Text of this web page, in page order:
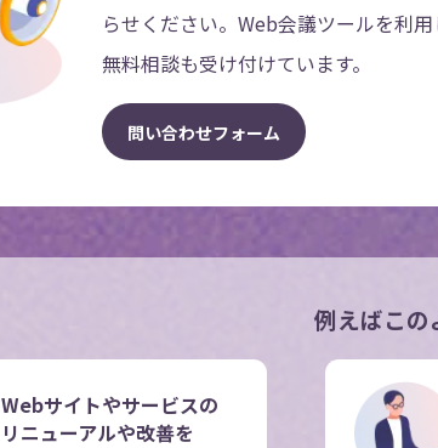
らせください。Web会議ツールを利用
無料相談も受け付けています。
問い合わせフォーム
例えばこの
Webサイトやサービスの
リニューアルや改善を